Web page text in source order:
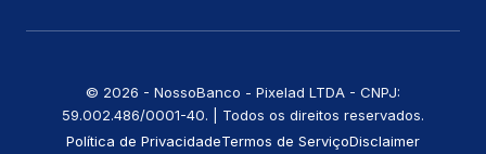
©️ 2026 - NossoBanco - Pixelad LTDA - CNPJ:
59.002.486/0001-40. | Todos os direitos reservados.
Política de PrivacidadeTermos de ServiçoDisclaimer